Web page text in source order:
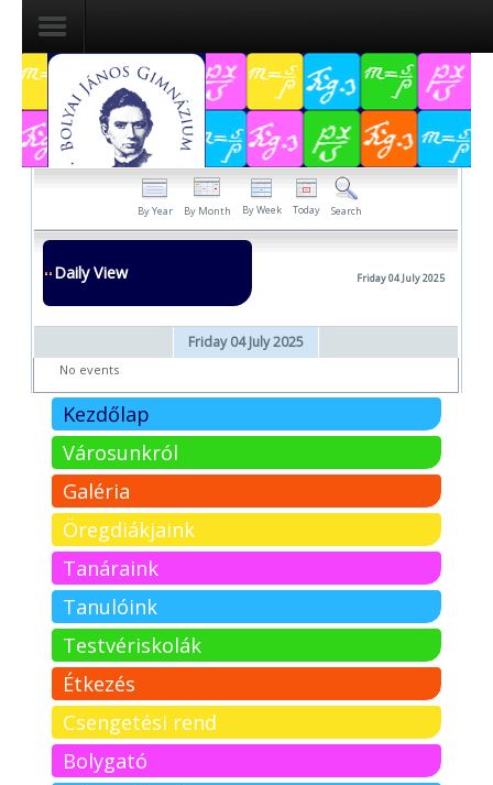
Dokumentumok
Felvételizőknek
Tanárjelölteknek
By Year By Month By Week Today Search
Daily View Friday 04 July 2025
Friday 04 July 2025
No events
Kezdőlap
Városunkról
Galéria
Öregdiákjaink
Tanáraink
Tanulóink
Testvériskolák
Étkezés
Csengetési rend
Bolygató